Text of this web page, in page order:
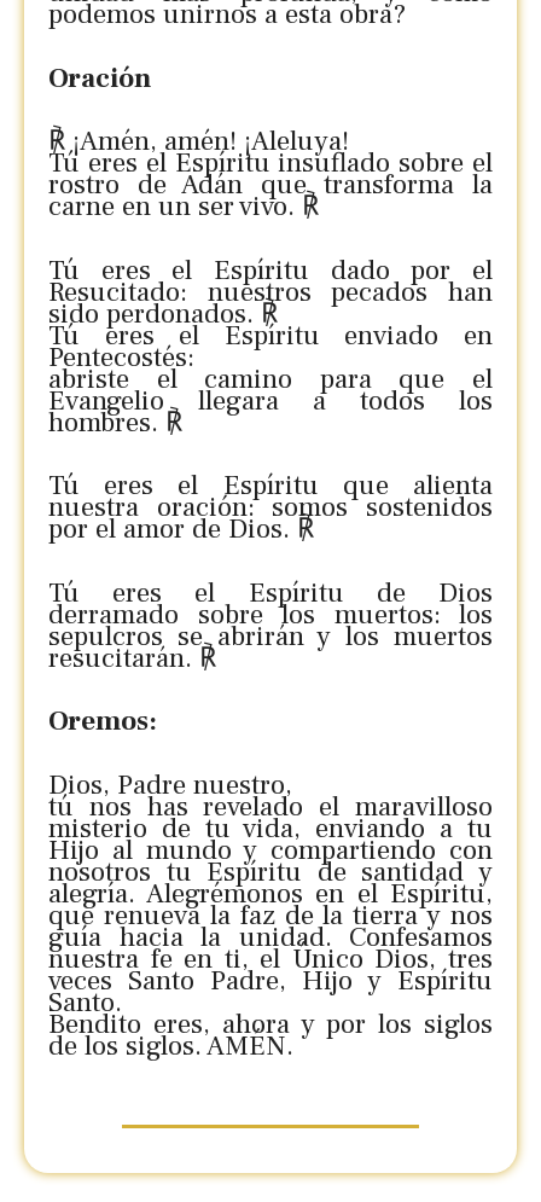
podemos unirnos a esta obra?
Oración
℟ ¡Amén, amén! ¡Aleluya!
Tú eres el Espíritu insuflado sobre el
rostro de Adán que transforma la
carne en un ser vivo. ℟
Tú eres el Espíritu dado por el
Resucitado: nuestros pecados han
sido perdonados. ℟
Tú eres el Espíritu enviado en
Pentecostés:
abriste el camino para que el
Evangelio llegara a todos los
hombres. ℟
Tú eres el Espíritu que alienta
nuestra oración: somos sostenidos
por el amor de Dios. ℟
Tú eres el Espíritu de Dios
derramado sobre los muertos: los
sepulcros se abrirán y los muertos
resucitarán. ℟
Oremos:
Dios, Padre nuestro,
tú nos has revelado el maravilloso
misterio de tu vida, enviando a tu
Hijo al mundo y compartiendo con
nosotros tu Espíritu de santidad y
alegría. Alegrémonos en el Espíritu,
que renueva la faz de la tierra y nos
guía hacia la unidad. Confesamos
nuestra fe en ti, el Único Dios, tres
veces Santo Padre, Hijo y Espíritu
Santo.
Bendito eres, ahora y por los siglos
de los siglos. AMÉN.